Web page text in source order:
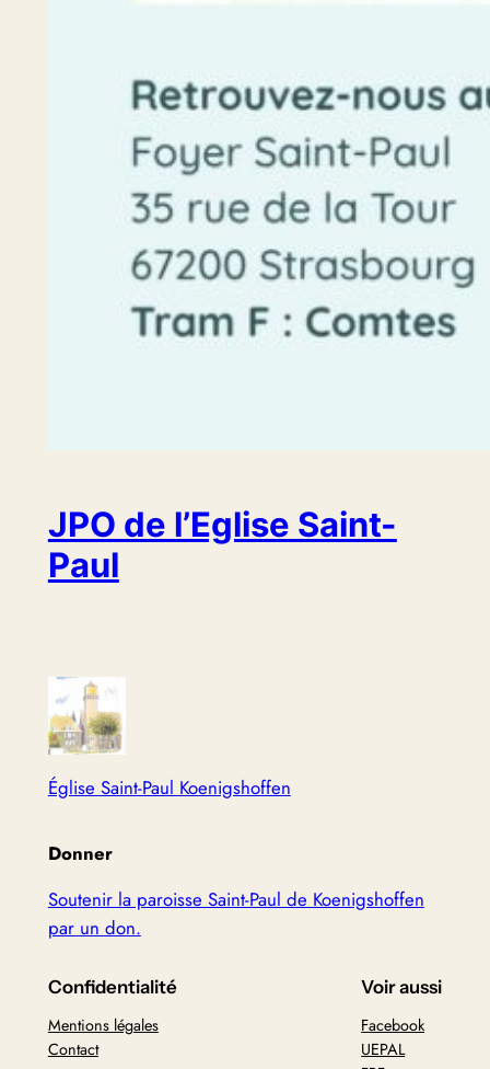
JPO de l’Eglise Saint-
Paul
Église Saint-Paul Koenigshoffen
Donner
Soutenir la paroisse Saint-Paul de Koenigshoffen
par un don.
Confidentialité
Mentions légales
Contact
Voir aussi
Facebook
UEPAL